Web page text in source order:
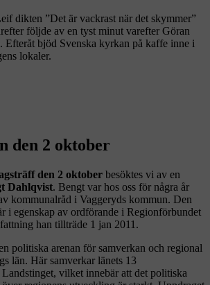
dikten ”Det är vackrast när det skymmer”
följde av en tyst minut varefter Göran
Efteråt bjöd Svenska kyrkan på kaffe inne i
lokaler.
den 2 oktober
den 2 oktober besöktes vi av en
Dahlqvist. Bengt var hos oss för några år
kommunalråd i Vaggeryds kommun. Den
i egenskap av ordförande i Regionförbundet
han tillträde 1 jan 2011.
politiska arenan för samverkan och regional
län. Här samverkar länets 13
vilket innebär att det politiska